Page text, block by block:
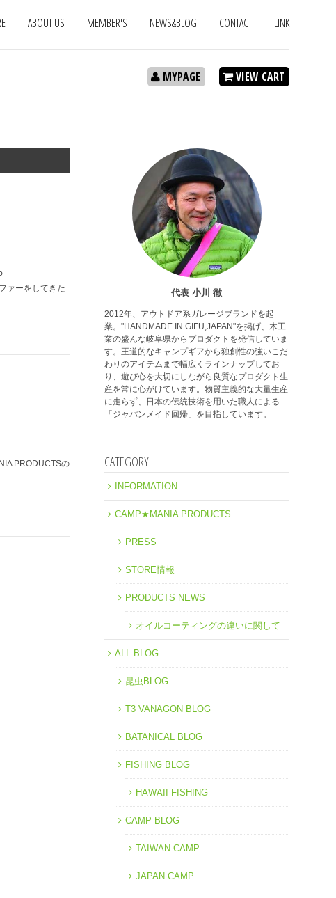
ABOUT US MEMBER'S NEWS&BLOG CONTACT LINK
VIEW CART
MYPAGE
ァーをしてきた
PRODUCTSの
代表 小川 徹
2012年、アウトドア系ガレージブランドを起
業。"HANDMADE IN GIFU,JAPAN"を掲げ、木工
業の盛んな岐阜県からプロダクトを発信していま
す。王道的なキャンプギアから独創性の強いこだ
わりのアイテムまで幅広くラインナップしてお
り、遊び心を大切にしながら良質なプロダクト生
産を常に心がけています。物質主義的な大量生産
に走らず、日本の伝統技術を用いた職人による
「ジャパンメイド回帰」を目指しています。
CATEGORY
INFORMATION
CAMP★MANIA PRODUCTS
PRESS
STORE情報
PRODUCTS NEWS
オイルコーティングの違いに関して
ALL BLOG
昆虫BLOG
T3 VANAGON BLOG
BATANICAL BLOG
FISHING BLOG
HAWAII FISHING
CAMP BLOG
TAIWAN CAMP
JAPAN CAMP